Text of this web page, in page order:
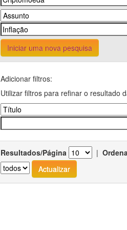
Iniciar uma nova pesquisa
Adicionar filtros:
Utilizar filtros para refinar o resultado
Resultados/Página |